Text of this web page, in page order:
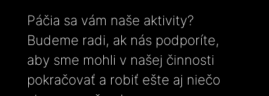
Páčia sa vám naše aktivity?
Budeme radi, ak nás podporíte,
aby sme mohli v našej činnosti
pokračovať a robiť ešte aj niečo